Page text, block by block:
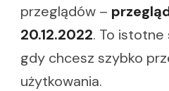
przeglądów –
20.12.2022. To
gdy chcesz szybko
użytkowania.